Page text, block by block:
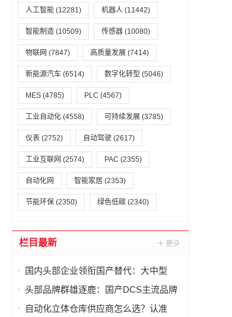
人工智能 (12281) 机器人 (11442)
智能制造 (10509) 传感器 (10080)
物联网 (7847) 高质量发展 (7414)
新能源汽车 (6514) 数字化转型 (5046)
MES (4785) PLC (4567)
工业自动化 (4558) 可持续发展 (3785)
仪表 (2752) 自动驾驶 (2617)
工业互联网 (2574) PAC (2355)
自动化网 智能家居 (2353)
节能环保 (2350) 绿色低碳 (2340)
栏目最新
国内头部企业领衔国产替代：大中型
PLC 市场分析
头部品牌群雄逐鹿：国产DCS主流品牌
技术特点与市场格局深度对比
自动化立体仓库供应商怎么选？认准